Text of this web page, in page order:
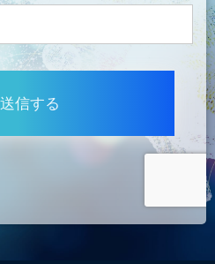
送信する